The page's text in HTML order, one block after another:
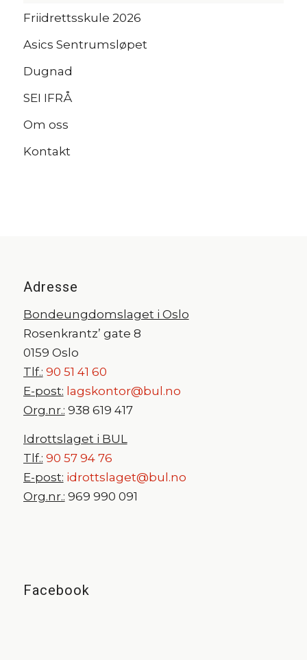
Friidrettsskule 2026
Asics Sentrumsløpet
Dugnad
SEI IFRÅ
Om oss
Kontakt
Adresse
Bondeungdomslaget i Oslo
Rosenkrantz’ gate 8
0159 Oslo
Tlf.: 90 51 41 60
E-post: lagskontor@bul.no
Org.nr.: 938 619 417
Idrottslaget i BUL
Tlf.: 90 57 94 76
E-post: idrottslaget@bul.no
Org.nr.: 969 990 091
Facebook